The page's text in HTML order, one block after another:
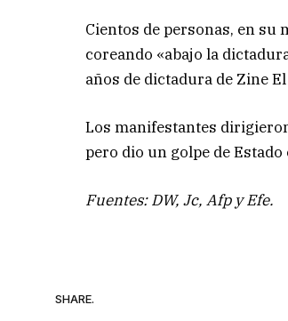
Cientos de personas, en su
coreando «abajo la
años de dictadura de Zine
Los manifestantes
pero dio un golpe de
Fuentes: DW, Jc, Afp y Efe.
SHARE.